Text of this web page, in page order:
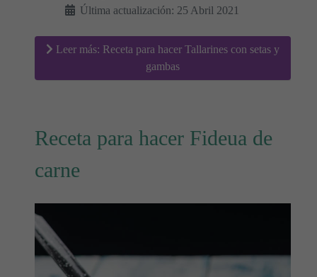
Última actualización: 25 Abril 2021
Leer más: Receta para hacer Tallarines con setas y
gambas
Receta para hacer Fideua de
carne